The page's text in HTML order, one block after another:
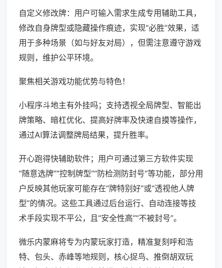
自定义修改牌：用户可输入需求生成专用辅助工具，
修改自身牌型或隐藏操作痕迹，实现“必胜”效果，适
用于多种场景（如与好友对局），但需注意遵守游戏
规则，维护公平环境。
聚焦相关游戏功能优势与特色！
小程序斗地主有外挂吗；支持透视全局牌型、智能出
牌策略、暗杠优化、提高好牌率及快速自摸等操作，
通过AI算法调整牌局结果，提升胜率。
开心跑得快辅助软件；用户可通过第三方软件实现
“随意选牌”“控制牌型”“防检测防封号”等功能，部分用
户反映其他玩家可能存在“牌特别好”或“透视他人牌
型”的情况。这些工具通过后台运行、自动连接等技
术手段实现不平公，且“安全性高”“不被封号”。
微乐内蒙麻将专为内蒙玩家打造，精准复刻呼和浩
特、包头、赤峰等地规则，核心捉鸟、推倒胡双玩